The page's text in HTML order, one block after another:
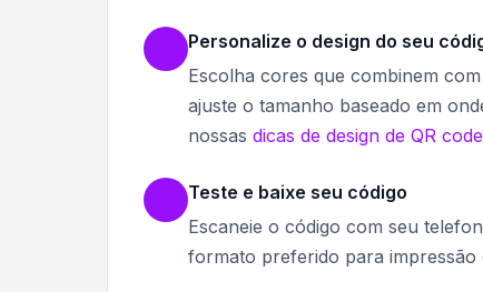
Personalize o design do seu
Escolha cores que combinem
ajuste o tamanho baseado em
nossas dicas de design de QR code
Teste e baixe seu código
Escaneie o código com seu
formato preferido para impressão